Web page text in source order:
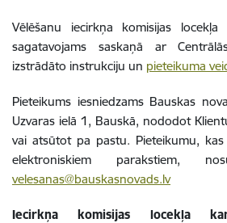
Vēlēšanu iecirkņa komisijas locekļa
sagatavojams saskaņā ar
izstrādāto instrukciju un pieteikuma
Pieteikums iesniedzams Bauskas
Uzvaras ielā 1, Bauskā, nododot
vai atsūtot pa pastu. Pieteikumu,
elektroniskiem parakstiem,
velesanas@bauskasnovads.lv
Iecirkņa komisijas locekļa